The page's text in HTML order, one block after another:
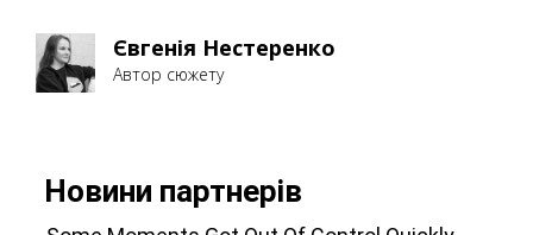
Євгенія Нестеренко
Автор сюжету